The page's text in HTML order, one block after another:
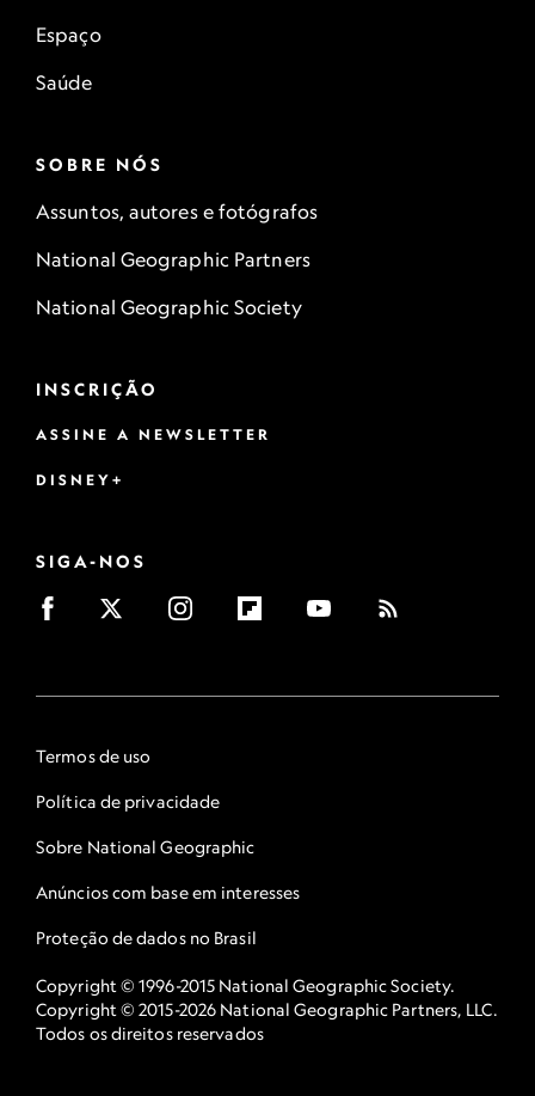
Espaço
Saúde
SOBRE NÓS
Assuntos, autores e fotógrafos
National Geographic Partners
National Geographic Society
INSCRIÇÃO
ASSINE A NEWSLETTER
DISNEY+
SIGA-NOS
Termos de uso
Política de privacidade
Sobre National Geographic
Anúncios com base em interesses
Proteção de dados no Brasil
Copyright © 1996-2015 National Geographic Society.
Copyright © 2015-2026 National Geographic Partners, LLC.
Todos os direitos reservados